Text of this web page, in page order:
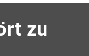
zu